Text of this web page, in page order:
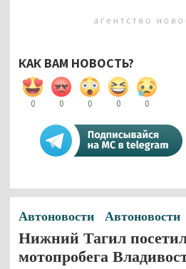
КАК ВАМ НОВОСТЬ?
0 0 0 0 0
Автоновости Автоновости
Нижний Тагил
мотопробега